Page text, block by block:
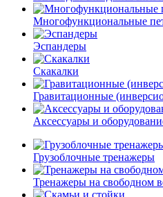
Многофункциональные
Эспандеры
Скакалки
Гравитационные
Аксессуары и
Грузоблочные тренажеры
Тренажеры на свободном